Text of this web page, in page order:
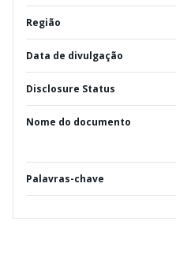
Região
Data de divulgação
Disclosure Status
Nome do documento
Palavras-chave